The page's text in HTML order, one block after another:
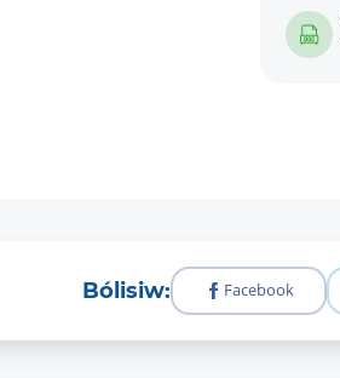
Bólisiw: Facebook